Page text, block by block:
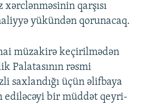
xərclənməsinin qarşısı
yükündən qorunacaq.
müzakirə keçirilmədən
Palatasının rəsmi
saxlandığı üçün əlifbaya
ediləcəyi bir müddət qeyri-